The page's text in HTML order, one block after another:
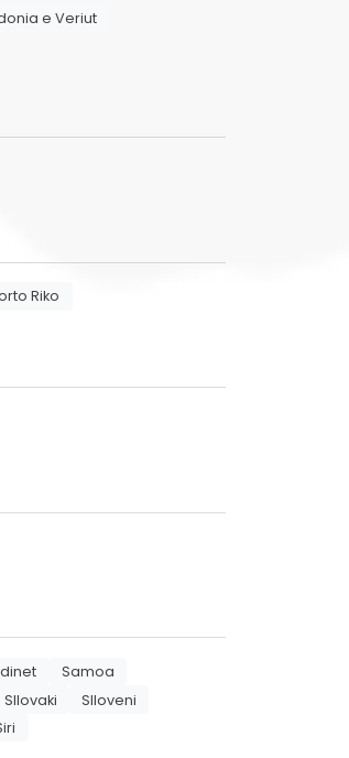
e Veriut
Riko
Samoa
Sllovaki
Slloveni